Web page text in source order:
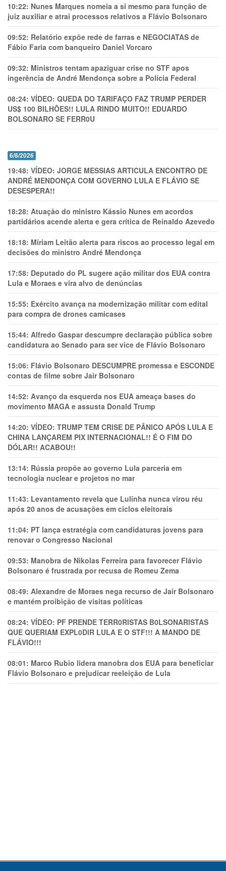
10:22: Nunes Marques nomeia a si mesmo para função de
juiz auxiliar e atrai processos relativos a Flávio Bolsonaro
09:52: Relatório expõe rede de farras e NEGOCIATAS de
Fábio Faria com banqueiro Daniel Vorcaro
09:32: Ministros tentam apaziguar crise no STF apos
ingerência de André Mendonça sobre a Polícia Federal
08:24: VÍDEO: QUEDA DO TARIFAÇO FAZ TRUMP PERDER
US$ 100 BILHÕES!! LULA RINDO MUITO!! EDUARDO
BOLSONARO SE FERR0U
6/8/2026
19:48: VÍDEO: JORGE MESSIAS ARTICULA ENCONTRO DE
ANDRÉ MENDONÇA COM GOVERNO LULA E FLÁVIO SE
DESESPERA!!
18:28: Atuação do ministro Kássio Nunes em acordos
partidários acende alerta e gera crítica de Reinaldo Azevedo
18:18: Míriam Leitão alerta para riscos ao processo legal em
decisões do ministro André Mendonça
17:58: Deputado do PL sugere ação militar dos EUA contra
Lula e Moraes e vira alvo de denúncias
15:55: Exército avança na modernização militar com edital
para compra de drones camicases
15:44: Alfredo Gaspar descumpre declaração pública sobre
candidatura ao Senado para ser vice de Flávio Bolsonaro
15:06: Flávio Bolsonaro DESCUMPRE promessa e ESCONDE
contas de filme sobre Jair Bolsonaro
14:52: Avanço da esquerda nos EUA ameaça bases do
movimento MAGA e assusta Donald Trump
14:20: VÍDEO: TRUMP TEM CRlSE DE PÂNlCO APÓS LULA E
CHINA LANÇAREM PIX INTERNACIONAL!! É O FIM DO
DÓLAR!! ACABOU!!
13:14: Rússia propõe ao governo Lula parceria em
tecnologia nuclear e projetos no mar
11:43: Levantamento revela que Lulinha nunca virou réu
após 20 anos de acusações em ciclos eleitorais
11:04: PT lança estratégia com candidaturas jovens para
renovar o Congresso Nacional
09:53: Manobra de Nikolas Ferreira para favorecer Flávio
Bolsonaro é frustrada por recusa de Romeu Zema
08:49: Alexandre de Moraes nega recurso de Jair Bolsonaro
e mantém proibição de visitas políticas
08:24: VÍDEO: PF PRENDE TERR0RlSTAS B0LSONARlSTAS
QUE QUERIAM EXPL0DlR LULA E O STF!!! A MANDO DE
FLÁVIO!!!
08:01: Marco Rubio lidera manobra dos EUA para beneficiar
Flávio Bolsonaro e prejudicar reeleição de Lula